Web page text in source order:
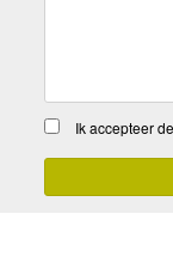
Ik accepteer